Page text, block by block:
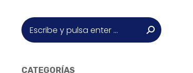
Buscar:
CATEGORÍAS